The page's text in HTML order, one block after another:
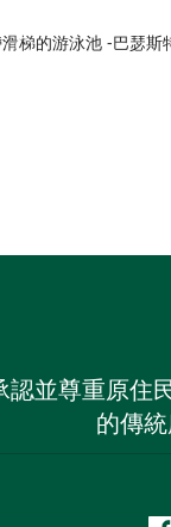
梯的游泳池 -巴瑟斯
並尊重原住
的傳統